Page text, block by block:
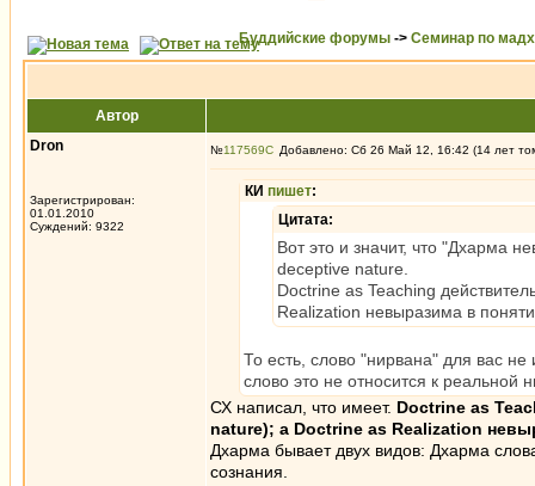
Буддийские форумы -> Семинар по
Автор
Dron
Зарегистрирован:
01.01.2010
Суждений: 9322
№117569 Добавлено: Сб 26 Май 12, 16:42 (14 лет
КИ пишет:
Цитата:
Вот это и значит, что "Дхарма
deceptive nature.
Doctrine as Teaching
Realization невыразима в
То есть, слово "нирвана" для вас
слово это не относится к реальной
СХ написал, что имеет. Doctrine as
nature); а Doctrine as Realization
Дхарма бывает двух видов: Дхарма
сознания.